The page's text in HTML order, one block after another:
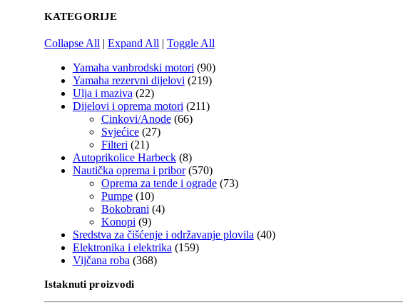
KATEGORIJE
Collapse All | Expand All | Toggle All
Yamaha vanbrodski motori (90)
Yamaha rezervni dijelovi (219)
Ulja i maziva (22)
Dijelovi i oprema motori (211)
Cinkovi/Anode (66)
Svjećice (27)
Filteri (21)
Autoprikolice Harbeck (8)
Nautička oprema i pribor (570)
Oprema za tende i ograde (73)
Pumpe (10)
Bokobrani (4)
Konopi (9)
Sredstva za čišćenje i održavanje plovila (40)
Elektronika i elektrika (159)
Vijčana roba (368)
Istaknuti proizvodi